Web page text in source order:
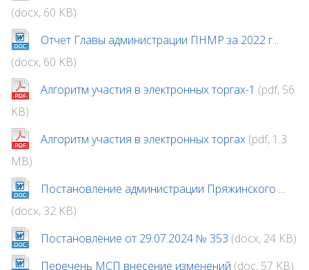
(docx, 60 KB)
Отчет Главы администрации ПНМР за 2022 г...
(docx, 60 KB)
Алгоритм участия в электронных торгах-1 (pdf, 56
KB)
Алгоритм участия в электронных торгах (pdf, 1.3
MB)
Постановление администрации Пряжинского ...
(docx, 32 KB)
Постановление от 29.07.2024 № 353 (docx, 24 KB)
Перечень МСП внесение изменений (doc, 57 KB)